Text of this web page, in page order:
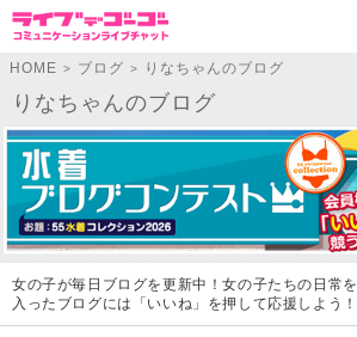
HOME > ブログ > りなちゃんのブログ
りなちゃんのブログ
女の子が毎日ブログを更新中！女の子たちの日常
入ったブログには「いいね」を押して応援しよう！